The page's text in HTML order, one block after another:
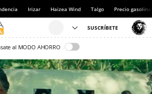
Irizar Haizea Wind Talgo Precio gasolina
al MODO AHORRO